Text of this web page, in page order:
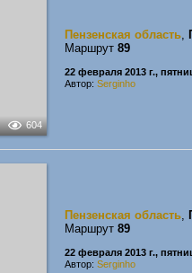
604
Пензенская область,
Маршрут 89
22 февраля 2013 г.,
Автор: Serginho
Пензенская область,
Маршрут 89
22 февраля 2013 г.,
Автор: Serginho